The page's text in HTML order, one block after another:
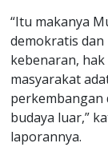
“Itu makanya
demokratis
kebenaran,
masyarakat
perkembangan
budaya luar,”
laporannya.